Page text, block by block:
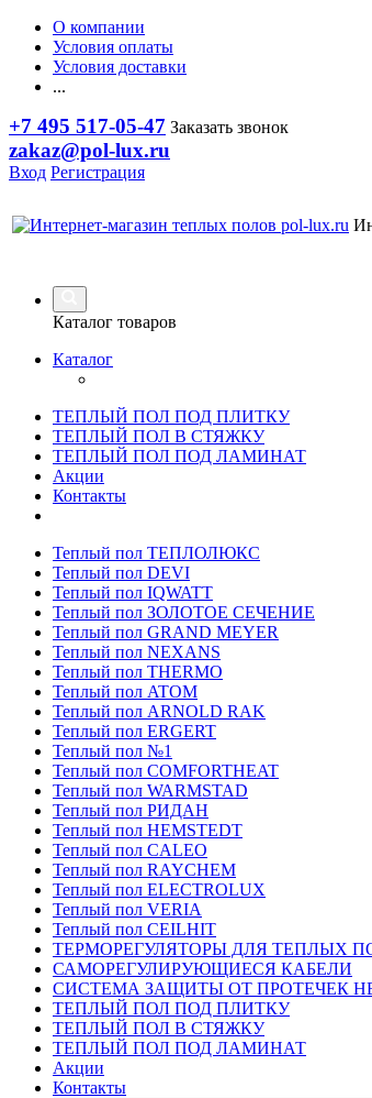
О компании
Условия оплаты
Условия доставки
...
+7 495 517-05-47 Заказать звонок
zakaz@pol-lux.ru
Вход Регистрация
Каталог товаров
Каталог
ТЕПЛЫЙ ПОЛ ПОД ПЛИТКУ
ТЕПЛЫЙ ПОЛ В СТЯЖКУ
ТЕПЛЫЙ ПОЛ ПОД ЛАМИНАТ
Акции
Контакты
Теплый пол ТЕПЛОЛЮКС
Теплый пол DEVI
Теплый пол IQWATT
Теплый пол ЗОЛОТОЕ СЕЧЕНИЕ
Теплый пол GRAND MEYER
Теплый пол NEXANS
Теплый пол THERMO
Теплый пол ATOM
Теплый пол ARNOLD RAK
Теплый пол ERGERT
Теплый пол №1
Теплый пол COMFORTHEAT
Теплый пол WARMSTAD
Теплый пол РИДАН
Теплый пол HEMSTEDT
Теплый пол CALEO
Теплый пол RAYCHEM
Теплый пол ELECTROLUX
Теплый пол VERIA
Теплый пол CEILHIT
ТЕРМОРЕГУЛЯТОРЫ ДЛЯ ТЕПЛЫХ
САМОРЕГУЛИРУЮЩИЕСЯ КАБЕЛИ
СИСТЕМА ЗАЩИТЫ ОТ ПРОТЕЧЕК
ТЕПЛЫЙ ПОЛ ПОД ПЛИТКУ
ТЕПЛЫЙ ПОЛ В СТЯЖКУ
ТЕПЛЫЙ ПОЛ ПОД ЛАМИНАТ
Акции
Контакты